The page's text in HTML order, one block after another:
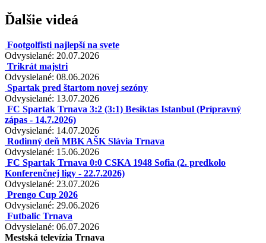
Ďalšie videá
Footgolfisti najlepší na svete
Odvysielané: 20.07.2026
Trikrát majstri
Odvysielané: 08.06.2026
Spartak pred štartom novej sezóny
Odvysielané: 13.07.2026
FC Spartak Trnava 3:2 (3:1) Besiktas Istanbul (Prípravný
zápas - 14.7.2026)
Odvysielané: 14.07.2026
Rodinný deň MBK AŠK Slávia Trnava
Odvysielané: 15.06.2026
FC Spartak Trnava 0:0 CSKA 1948 Sofia (2. predkolo
Konferenčnej ligy - 22.7.2026)
Odvysielané: 23.07.2026
Prengo Cup 2026
Odvysielané: 29.06.2026
Futbalic Trnava
Odvysielané: 06.07.2026
Mestská televízia Trnava